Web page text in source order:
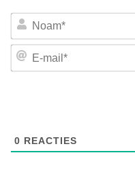
0 REACTIES